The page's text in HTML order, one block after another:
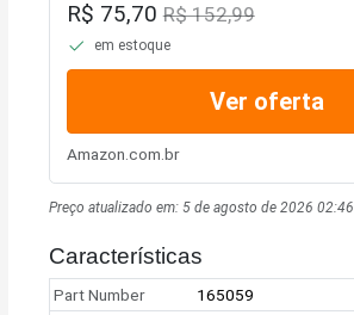
R$ 75,70R$ 152,99
em estoque
Ver oferta
Amazon.com.br
Preço atualizado em:5 de agosto de 2026 02:46
Características
Part Number
165059